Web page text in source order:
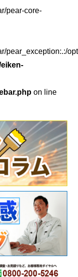
pear-core-
pear_exception:.:/
on line